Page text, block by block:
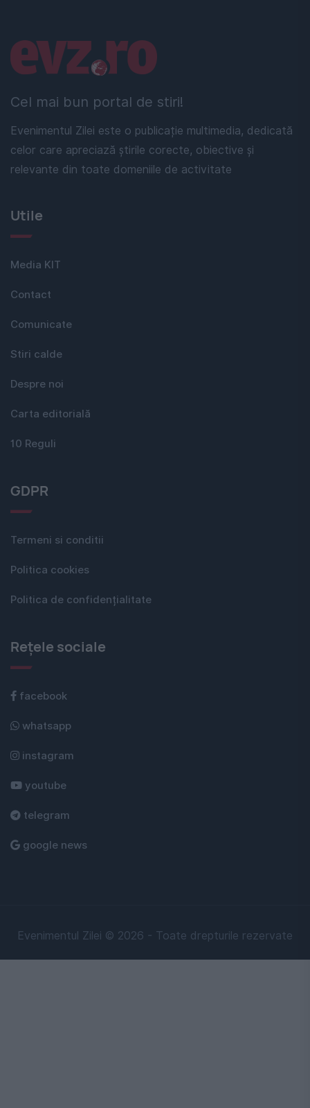
Cel mai bun portal de stiri!
Evenimentul Zilei este o publicație multimedia, dedicată
celor care apreciază știrile corecte, obiective și
relevante din toate domeniile de activitate
Linkuri utile
Utile
Media KIT
Contact
Comunicate
Stiri calde
Despre noi
Carta editorială
10 Reguli
GDPR
Termeni si conditii
Politica cookies
Politica de confidențialitate
Rețele sociale
facebook
whatsapp
instagram
youtube
telegram
google news
Evenimentul Zilei © 2026 - Toate drepturile rezervate